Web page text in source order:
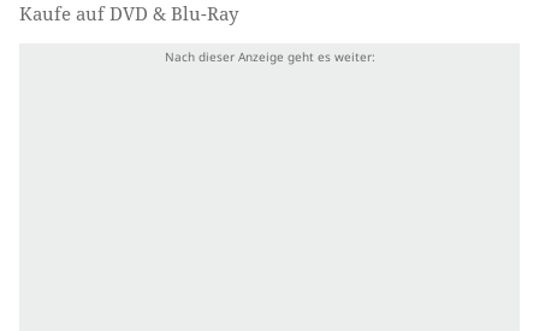
Kaufe auf DVD & Blu-Ray